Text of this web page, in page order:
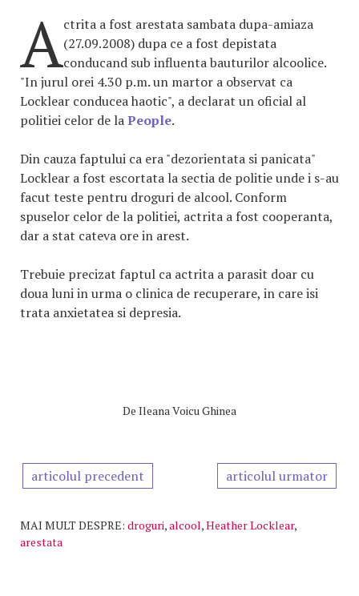
Actrita a fost arestata sambata dupa-amiaza
(27.09.2008) dupa ce a fost depistata
conducand sub influenta bauturilor alcoolice.
"In jurul orei 4.30 p.m. un martor a observat ca
Locklear conducea haotic", a declarat un oficial al
politiei celor de laPeople.
Din cauza faptului ca era "dezorientata si panicata"
Locklear a fost escortata la sectia de politie unde i s-au
facut teste pentru droguri de alcool. Conform
spuselor celor de la politiei, actrita a fost cooperanta,
dar a stat cateva ore in arest.
Trebuie precizat faptul ca actrita a parasit doar cu
doua luni in urma o clinica de recuperare, in care isi
trata anxietatea si depresia.
De Ileana Voicu Ghinea
articolul precedent articolul urmator
MAI MULT DESPRE: droguri,alcool,Heather Locklear,
arestata